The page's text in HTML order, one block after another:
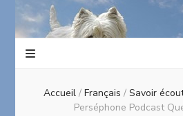
Accueil / Français / Savoir
Perséphone Podcast